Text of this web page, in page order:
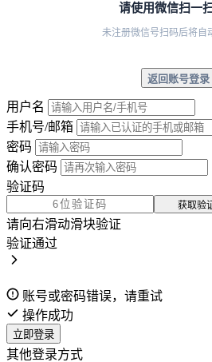
请使用微信扫一
未注册微信号扫码后将自
返回账号登录
用户名
手机号/邮箱
密码
确认密码
验证码
获取验
请向右滑动滑块验证
验证通过
账号或密码错误，请重试
操作成功
立即登录
其他登录方式